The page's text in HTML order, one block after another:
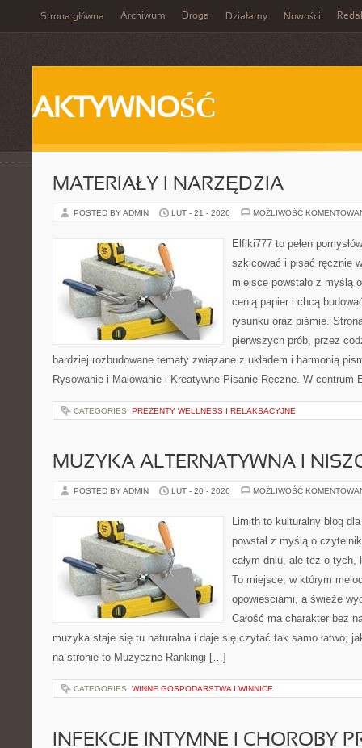
Strona główna Archiwum Droga Działamy Nowości
AKTYWNOŚĆ
MATERIAŁY I NARZĘDZIA
POSTED BY ADMIN LUT - 21 - 2026 MOŻLIWOŚĆ
Elfiki777 to pełen
szkicować i pisać ręcznie
miejsce powstało z myślą
cenią papier i chcą
rysunku oraz piśmie.
pierwszych prób, przez
bardziej rozbudowane tematy związane z układem i harmonią
Rysowanie i Malowanie i Kreatywne Pisanie Ręczne. W
CATEGORIES: PREZENTY WELLNESS I RELAKSACYJNE
MUZYKA ALTERNATYWNA I
POSTED BY ADMIN LUT - 20 - 2026 MOŻLIWOŚĆ
Limith to kulturalny blog
powstał z myślą o
całym dniu, ale też o
To miejsce, w którym
opowieściami, a świeże
Całość ma charakter bez
muzyka staje się tu naturalna i daje się czytać tak samo łatwo,
na stronie to Muzyczne Rankingi […]
CATEGORIES: WINNE GOSPODARSTWA I WINNICE
INFEKCJE INTYMNE I CHOROBY